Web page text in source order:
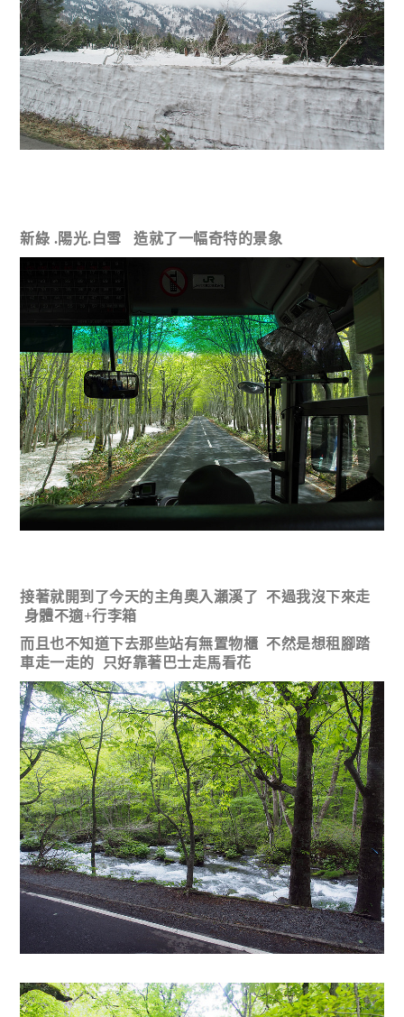
新綠 .陽光.白雪 造就了一幅奇特的景象
接著就開到了今天的主角奧入瀨溪了 不過我沒下來走
身體不適+行李箱
而且也不知道下去那些站有無置物櫃 不然是想租腳踏
車走一走的 只好靠著巴士走馬看花